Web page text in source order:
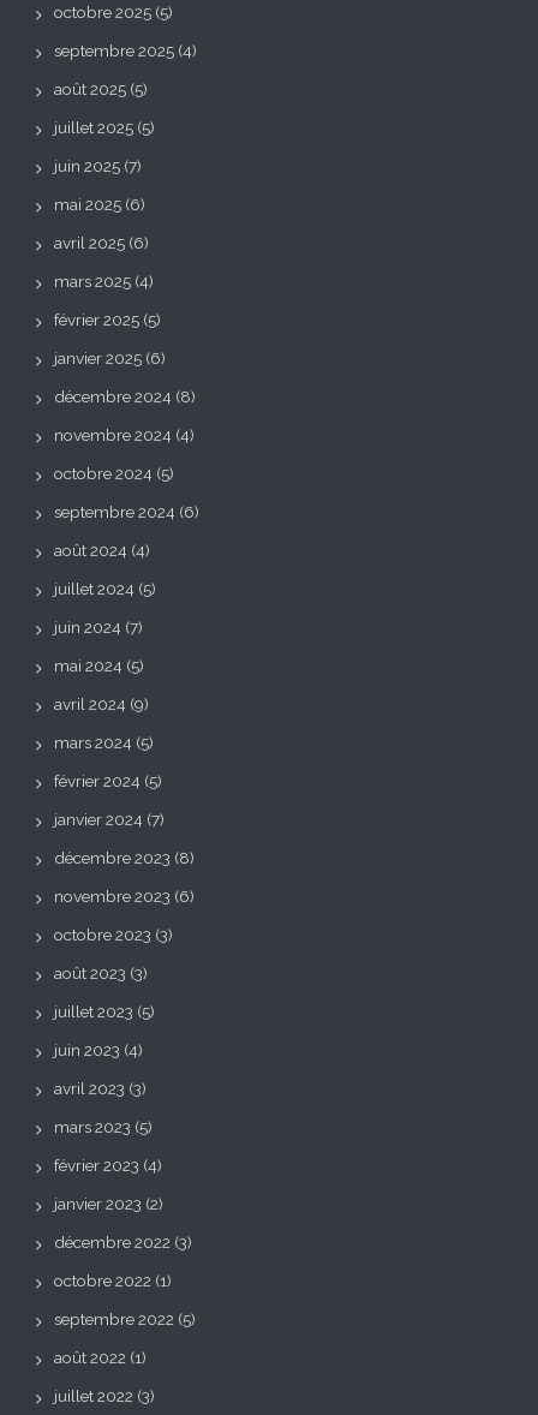
octobre 2025 (5)
septembre 2025 (4)
août 2025 (5)
juillet 2025 (5)
juin 2025 (7)
mai 2025 (6)
avril 2025 (6)
mars 2025 (4)
février 2025 (5)
janvier 2025 (6)
décembre 2024 (8)
novembre 2024 (4)
octobre 2024 (5)
septembre 2024 (6)
août 2024 (4)
juillet 2024 (5)
juin 2024 (7)
mai 2024 (5)
avril 2024 (9)
mars 2024 (5)
février 2024 (5)
janvier 2024 (7)
décembre 2023 (8)
novembre 2023 (6)
octobre 2023 (3)
août 2023 (3)
juillet 2023 (5)
juin 2023 (4)
avril 2023 (3)
mars 2023 (5)
février 2023 (4)
janvier 2023 (2)
décembre 2022 (3)
octobre 2022 (1)
septembre 2022 (5)
août 2022 (1)
juillet 2022 (3)